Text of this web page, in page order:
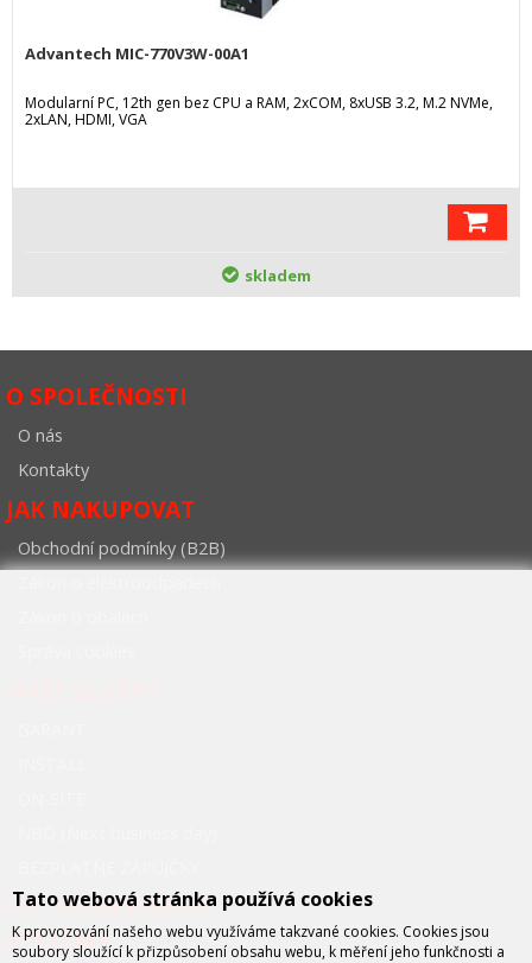
Advantech MIC-770V3W-00A1
Modularní PC, 12th gen bez CPU a RAM, 2xCOM, 8xUSB 3.2, M.2 NVMe,
2xLAN, HDMI, VGA
skladem
O SPOLEČNOSTI
O nás
Kontakty
JAK NAKUPOVAT
Obchodní podmínky (B2B)
FCC PRŮMYSLOVÉ
SYSTÉMY
Tato webová stránka používá cookies
K provozování našeho webu využíváme takzvané cookies. Cookies jsou
soubory sloužící k přizpůsobení obsahu webu, k měření jeho funkčnosti a